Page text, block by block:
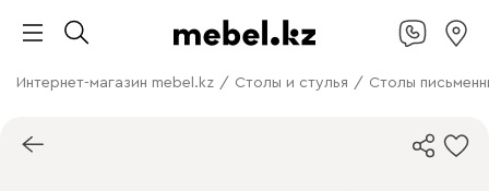
Интернет-магазин mebel.kz / Столы и стулья / Столы